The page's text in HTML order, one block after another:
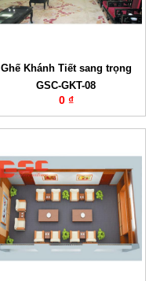
Ghế Khánh Tiết sang trọng
GSC-GKT-08
0 ₫